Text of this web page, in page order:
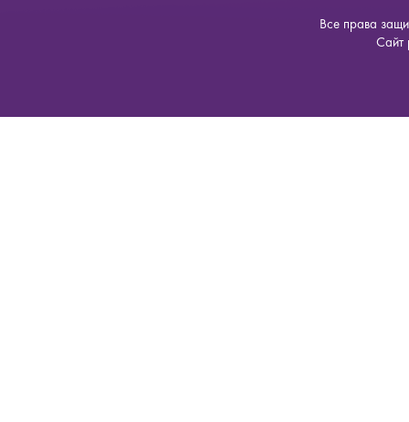
Все права
Сайт